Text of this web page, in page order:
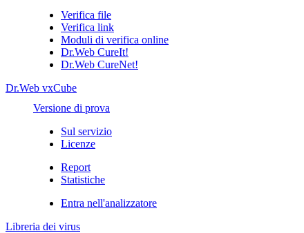
Verifica file
Verifica link
Moduli di verifica online
Dr.Web CureIt!
Dr.Web CureNet!
Dr.Web vxCube
Versione di prova
Sul servizio
Licenze
Report
Statistiche
Entra nell'analizzatore
Libreria dei virus